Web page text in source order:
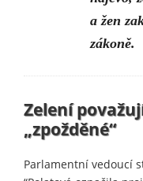
a žen
zákoně.
Zelení
„zpožděné“
Parlamentní vedoucí